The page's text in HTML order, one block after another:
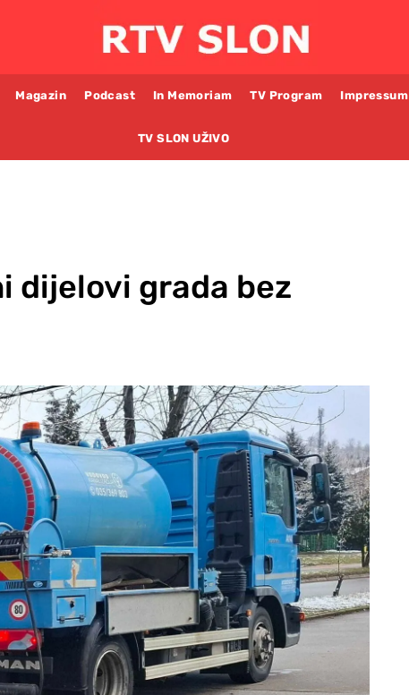
Magazin Podcast In Memoriam TV Program Impressum
TV SLON UŽIVO
dijelovi grada bez